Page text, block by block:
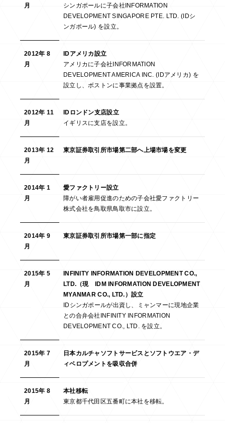
月
シンガポールに子会社INFORMATION
DEVELOPMENT SINGAPORE PTE. LTD. (IDシ
ンガポール) を設立。
2012年 8
月
IDアメリカ設立
アメリカに子会社INFORMATION
DEVELOPMENT AMERICA INC. (IDアメリカ) を
設立し、ボストンに事業拠点を設置。
2012年 11
月
IDロンドン支店設立
イギリスに支店を設立。
2013年 12
月
東京証券取引所市場第二部へ上場市場を変更
2014年 1
月
愛ファクトリー設立
障がい者雇用促進のための子会社愛ファクトリー
株式会社を鳥取県鳥取市に設立。
2014年 9
月
東京証券取引所市場第一部に指定
2015年 5
月
INFINITY INFORMATION DEVELOPMENT CO.,
LTD.（現 IDM INFORMATION DEVELOPMENT
MYANMAR CO., LTD.）設立
IDシンガポールが出資し、ミャンマーに現地企業
との合弁会社INFINITY INFORMATION
DEVELOPMENT CO., LTD. を設立。
2015年 7
月
日本カルチャソフトサービスとソフトウエア・デ
ィベロプメントを吸収合併
2015年 8
月
本社移転
東京都千代田区五番町に本社を移転。